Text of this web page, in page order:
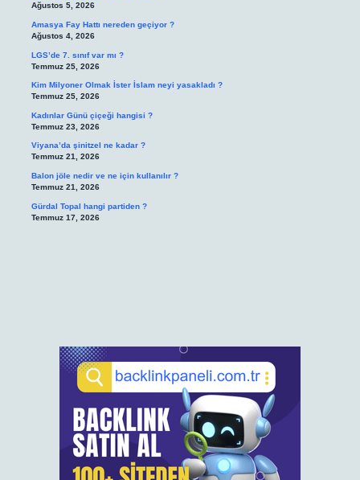
Ağustos 5, 2026
Amasya Fay Hattı nereden geçiyor ?
Ağustos 4, 2026
LGS’de 7. sınıf var mı ?
Temmuz 25, 2026
Kim Milyoner Olmak İster İslam neyi yasakladı ?
Temmuz 25, 2026
Kadınlar Günü çiçeği hangisi ?
Temmuz 23, 2026
Viyana’da şinitzel ne kadar ?
Temmuz 21, 2026
Balon jöle nedir ve ne için kullanılır ?
Temmuz 21, 2026
Gürdal Topal hangi partiden ?
Temmuz 17, 2026